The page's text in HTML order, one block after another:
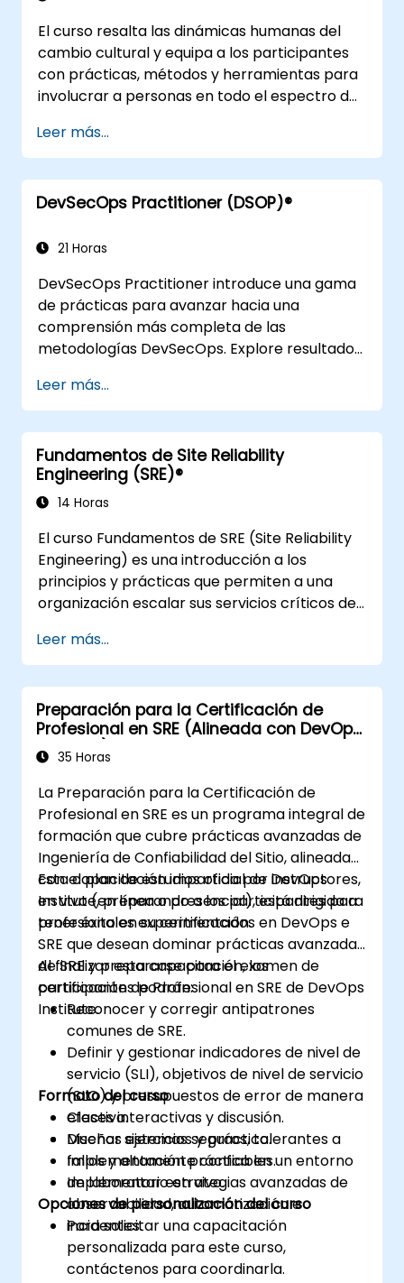
El curso resalta las dinámicas humanas del
cambio cultural y equipa a los participantes
con prácticas, métodos y herramientas para
involucrar a personas en todo el espectro de
estudios de casos de la vida real. Al finalizar el
curso, los participantes contarán con
elementos tangibles que podrán aplicar al
regresar a su lugar de trabajo, como el
Leer más...
DevSecOps Practitioner (DSOP)®
21 Horas
DevSecOps Practitioner introduce una gama
de prácticas para avanzar hacia una
comprensión más completa de las
metodologías DevSecOps. Explore resultados
adecuada de personas, diseñar procesos que
aceleren el valor y comparar las opciones
tecnológicas disponibles hoy en día. Este
curso está diseñado específicamente para
organizaciones que han pasado por
transformaciones recientes y buscan
materia de DevSecOps.
Leer más...
Fundamentos de Site Reliability
Engineering (SRE)®
14 Horas
El curso Fundamentos de SRE (Site Reliability
Engineering) es una introducción a los
principios y prácticas que permiten a una
organización escalar sus servicios críticos de
dimensión de confiabilidad del sitio requiere
reorientar la organización, centrarse en la
ingeniería y la automatización, y adoptar una
serie de nuevos paradigmas de trabajo.
Leer más...
Preparación para la Certificación de
Profesional en SRE (Alineada con DevOps
Institute)
35 Horas
La Preparación para la Certificación de
Profesional en SRE es un programa integral de
formación que cubre prácticas avanzadas de
Ingeniería de Confiabilidad del Sitio, alineadas
con el plan de estudios oficial de DevOps
Institute, preparando a los participantes para
tener éxito en su certificación.
Esta capacitación impartida por instructores,
en vivo (en línea o presencial), está dirigida a
profesionales experimentados en DevOps e
SRE que desean dominar prácticas avanzadas
de SRE y prepararse para el examen de
certificación de Profesional en SRE de DevOps
Institute.
Al finalizar esta capacitación, los
participantes podrán:
Reconocer y corregir antipatrones
comunes de SRE.
Definir y gestionar indicadores de nivel de
servicio (SLI), objetivos de nivel de servicio
(SLO) y presupuestos de error de manera
efectiva.
Diseñar sistemas seguros, tolerantes a
fallos y altamente confiables.
Implementar estrategias avanzadas de
observabilidad, automatización e
incidentes.
Formato del curso
Clases interactivas y discusión.
Muchos ejercicios y práctica.
Implementación práctica en un entorno
de laboratorio en vivo.
Opciones de personalización del curso
Para solicitar una capacitación
personalizada para este curso,
contáctenos para coordinarla.